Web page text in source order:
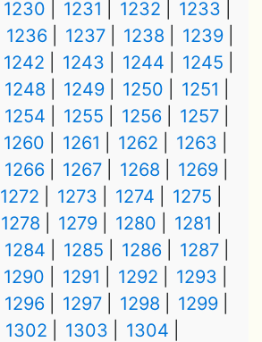
1230 1231 1232
1233
1236 1237 1238
1239
1242 1243 1244
1245
1248 1249 1250
1251
1254 1255 1256
1257
1260 1261 1262
1263
1266 1267 1268
1269
1272 1273 1274
1275
1278 1279 1280
1281
1284 1285 1286
1287
1290 1291 1292
1293
1296 1297 1298
1299
1302 1303
1304